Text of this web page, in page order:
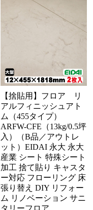
【捨貼用】フロア リ
アルフィニッシュアト
ム（455タイプ）
ARFW-CFE（13kg/0.5坪
入）（B品／アウトレ
ット）EIDAI 永大 永大
産業 シート 特殊シート
加工 捨て貼り キャスタ
ー対応 フローリング 床
張り替え DIY リフォー
ム リノベーション サニ
タリーフロア